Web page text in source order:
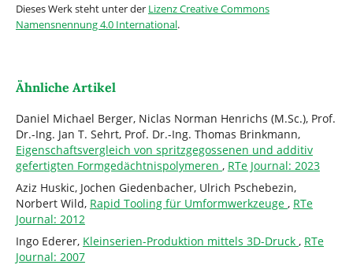
Dieses Werk steht unter der Lizenz Creative Commons
Namensnennung 4.0 International.
Ähnliche Artikel
Daniel Michael Berger, Niclas Norman Henrichs (M.Sc.), Prof.
Dr.-Ing. Jan T. Sehrt, Prof. Dr.-Ing. Thomas Brinkmann,
Eigenschaftsvergleich von spritzgegossenen und additiv
gefertigten Formgedächtnispolymeren , RTe Journal: 2023
Aziz Huskic, Jochen Giedenbacher, Ulrich Pschebezin,
Norbert Wild, Rapid Tooling für Umformwerkzeuge , RTe
Journal: 2012
Ingo Ederer, Kleinserien-Produktion mittels 3D-Druck , RTe
Journal: 2007